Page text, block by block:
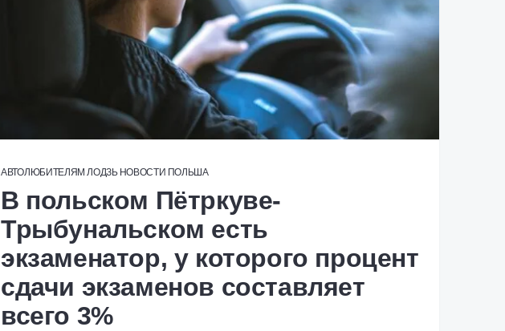
АВТОЛЮБИТЕЛЯМ ЛОДЗЬ НОВОСТИ ПОЛЬША
В польском Пётркуве-
Трыбунальском есть
экзаменатор, у которого процент
сдачи экзаменов составляет
всего 3%